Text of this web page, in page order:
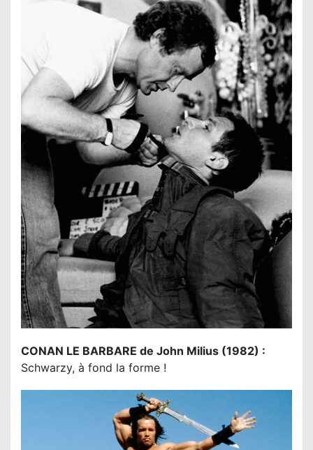
CONAN LE BARBARE de John Milius (1982) :
Schwarzy, à fond la forme !